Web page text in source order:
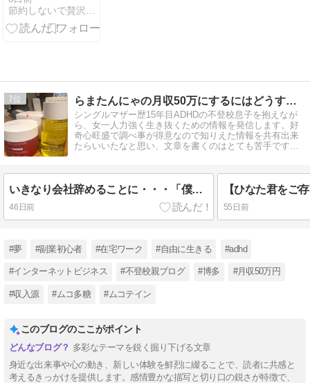
ズ10回目 ◆⑩
マルクト
7 らまたんにゃの月収50万にするにはどうするブログ
シングルマザー歴15年目ADHDの不登校息子を抱えなが
ら、女一人力強く生き抜くための情報を発信します。好
奇心旺盛で調べ事が得意なので知りえた情報を共有出来
たらいいたなと思い、文章を書くのはとても苦手ですが
いきなり会社辞めることに・・・「僕と付き合わないなら次の就職先を探すことになるね」
46日前 55日前
#夢 #副業初心者 #在宅ワーク #自由に生きる #adhd
#インターネットビジネス #不登校親ブログ #博多 #月収50万円
#収入源 #ムコ多糖 #ムコテイン
このブログのここがポイント
多彩なテーマを鋭く掘り下げる文章
身近な出来事や心の動き、新しい体験を鮮烈に綴ることで、読者に共感と
考えるきっかけを提供します。感情豊かな描写と切り口の鋭さが特徴で、